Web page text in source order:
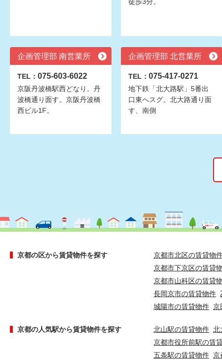
企画管理部 南営業所
TEL： 075-603-6022
京阪丹波橋駅西どなり。丹
波橋通り面す。京阪丹波橋
西ビル1F。
企画管理部 北営業所
TEL： 075-417-0271
地下鉄「北大路駅」5番出
口東へスグ。北大路通り面
す、南側
京都の区から賃貸物件を探す
京都市北区の賃貸物
京都市下京区の賃貸
京都市山科区の賃貸
長岡京市の賃貸物件
城陽市の賃貸物件 京
京都の人気駅から賃貸物件を探す 北山駅の賃貸物件 北
京都市役所前駅の賃
五条駅の賃貸物件 京